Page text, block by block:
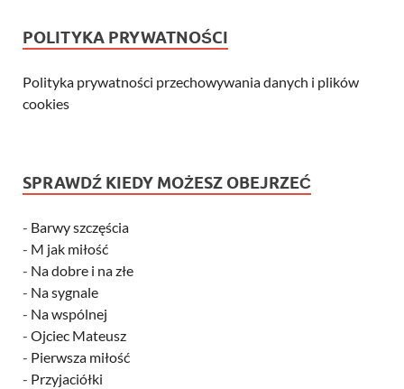
POLITYKA PRYWATNOŚCI
Polityka prywatności przechowywania danych i plików
cookies
SPRAWDŹ KIEDY MOŻESZ OBEJRZEĆ
- Barwy szczęścia
- M jak miłość
- Na dobre i na złe
- Na sygnale
- Na wspólnej
- Ojciec Mateusz
- Pierwsza miłość
- Przyjaciółki